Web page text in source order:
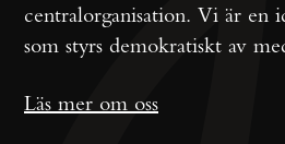
centralorganisation. Vi är en
som styrs demokratiskt av
Läs mer om oss